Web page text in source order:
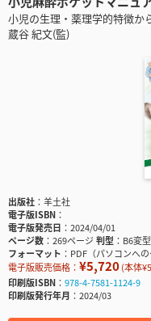
小児の生理・薬理学的特徴か
蔵谷 紀文(監)
出版社
羊土社
電子版ISBN
電子版発売日
2024/04/01
ページ数
269ページ判型
B6変型
フォーマット
PDF（パソコンへ
電子版販売価格： ¥5,720(本体
印刷版ISBN
978-4-7581-1124-9
印刷版発行年月
2024/03